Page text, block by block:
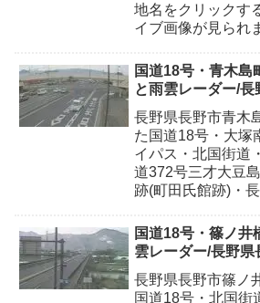
地名をクリックす
イブ画像が見られ
国道18号・青木島
と雨雲レーダー/長
長野県長野市青木
た国道18号・大塚
イパス・北国街道
道372号三才大豆
跡(町田氏館跡)・
国道18号・篠ノ井
雲レーダー/長野県
長野県長野市篠ノ
国道18号・北国街